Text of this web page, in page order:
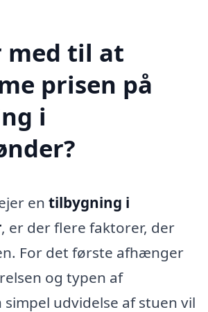
med til at
prisen på
i
en tilbygning i
, er der flere faktorer, der
For det første afhænger
og typen af
udvidelse af stuen vil